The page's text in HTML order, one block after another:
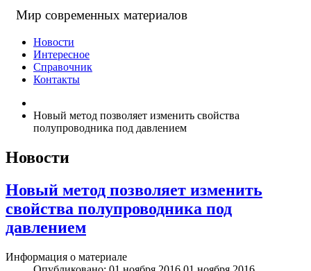
Мир современных материалов
Новости
Интересное
Справочник
Контакты
Новый метод позволяет изменить свойства
полупроводника под давлением
Новости
Новый метод позволяет изменить
свойства полупроводника под
давлением
Информация о материале